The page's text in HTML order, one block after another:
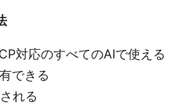
対応のすべてのAIで使える
できる
れる